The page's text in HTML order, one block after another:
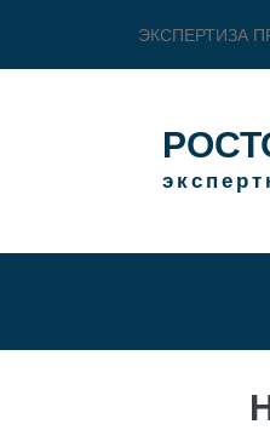
ЭКСПЕРТИЗА